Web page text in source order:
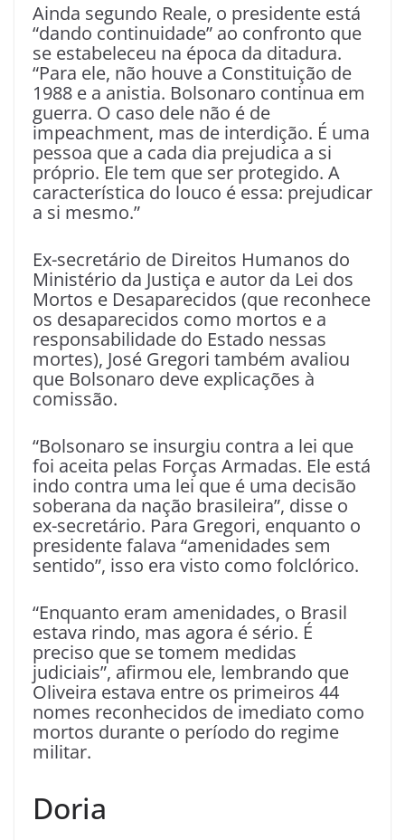
Ainda segundo Reale, o presidente está
“dando continuidade” ao confronto que
se estabeleceu na época da ditadura.
“Para ele, não houve a Constituição de
1988 e a anistia. Bolsonaro continua em
guerra. O caso dele não é de
impeachment, mas de interdição. É uma
pessoa que a cada dia prejudica a si
próprio. Ele tem que ser protegido. A
característica do louco é essa: prejudicar
a si mesmo.”
Ex-secretário de Direitos Humanos do
Ministério da Justiça e autor da Lei dos
Mortos e Desaparecidos (que reconhece
os desaparecidos como mortos e a
responsabilidade do Estado nessas
mortes), José Gregori também avaliou
que Bolsonaro deve explicações à
comissão.
“Bolsonaro se insurgiu contra a lei que
foi aceita pelas Forças Armadas. Ele está
indo contra uma lei que é uma decisão
soberana da nação brasileira”, disse o
ex-secretário. Para Gregori, enquanto o
presidente falava “amenidades sem
sentido”, isso era visto como folclórico.
“Enquanto eram amenidades, o Brasil
estava rindo, mas agora é sério. É
preciso que se tomem medidas
judiciais”, afirmou ele, lembrando que
Oliveira estava entre os primeiros 44
nomes reconhecidos de imediato como
mortos durante o período do regime
militar.
Doria